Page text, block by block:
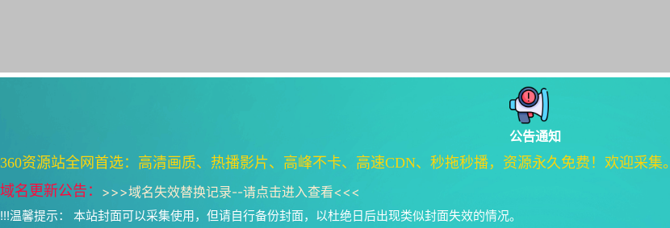
公告通知
360资源站全网首选：高清画质、热播影片、高峰不卡、高速CDN、秒拖秒播，资源永久免费！欢迎采集。
域名更新公告： >>>域名失效替换记录--请点击进入查看<<<
!!!温馨提示： 本站封面可以采集使用，但请自行备份封面，以杜绝日后出现类似封面失效的情况。